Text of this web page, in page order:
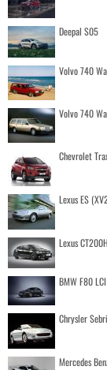
Deepal S05
Volvo 740
Volvo 740
Chevrolet
Lexus ES
Lexus CT200H
BMW F80 LCI
Chrysler
Mercedes